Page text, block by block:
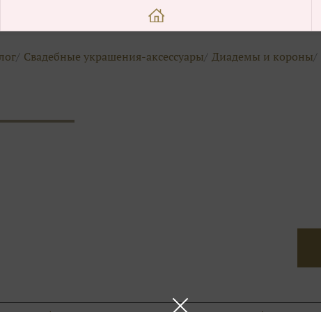
Свадебные украшения-аксессуары Диадемы и короны